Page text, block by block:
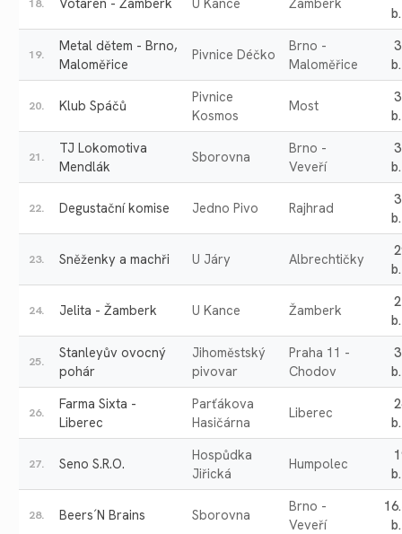
b.
19.
Metal dětem - Brno,
Maloměřice
Pivnice Déčko
Brno -
Maloměřice
b.
20. Klub Spáčů
Pivnice
Kosmos
Most
b.
21.
TJ Lokomotiva
Mendlák
Sborovna
Brno -
Veveří
b.
22. Degustační komise Jedno Pivo Rajhrad
b.
23. Sněženky a machři U Járy Albrechtičky
b.
24. Jelita - Žamberk U Kance Žamberk
b.
25.
Stanleyův ovocný
pohár
Jihoměstský
pivovar
Praha 11 -
Chodov
b.
26.
Farma Sixta -
Liberec
Parťákova
Hasičárna
Liberec
b.
27. Seno S.R.O.
Hospůdka
Jiřická
Humpolec
b.
28. Beers´N Brains Sborovna
Brno -
Veveří
b.